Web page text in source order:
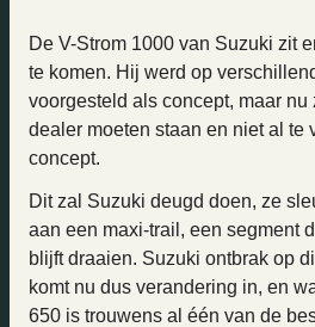
De V-Strom 1000 van Suzuki zit
te komen. Hij werd op
voorgesteld als concept, maar
dealer moeten staan en niet al te
concept.
Dit zal Suzuki deugd doen, ze
aan een maxi-trail, een segment
blijft draaien. Suzuki ontbrak op
komt nu dus verandering in, en
650 is trouwens al één van de